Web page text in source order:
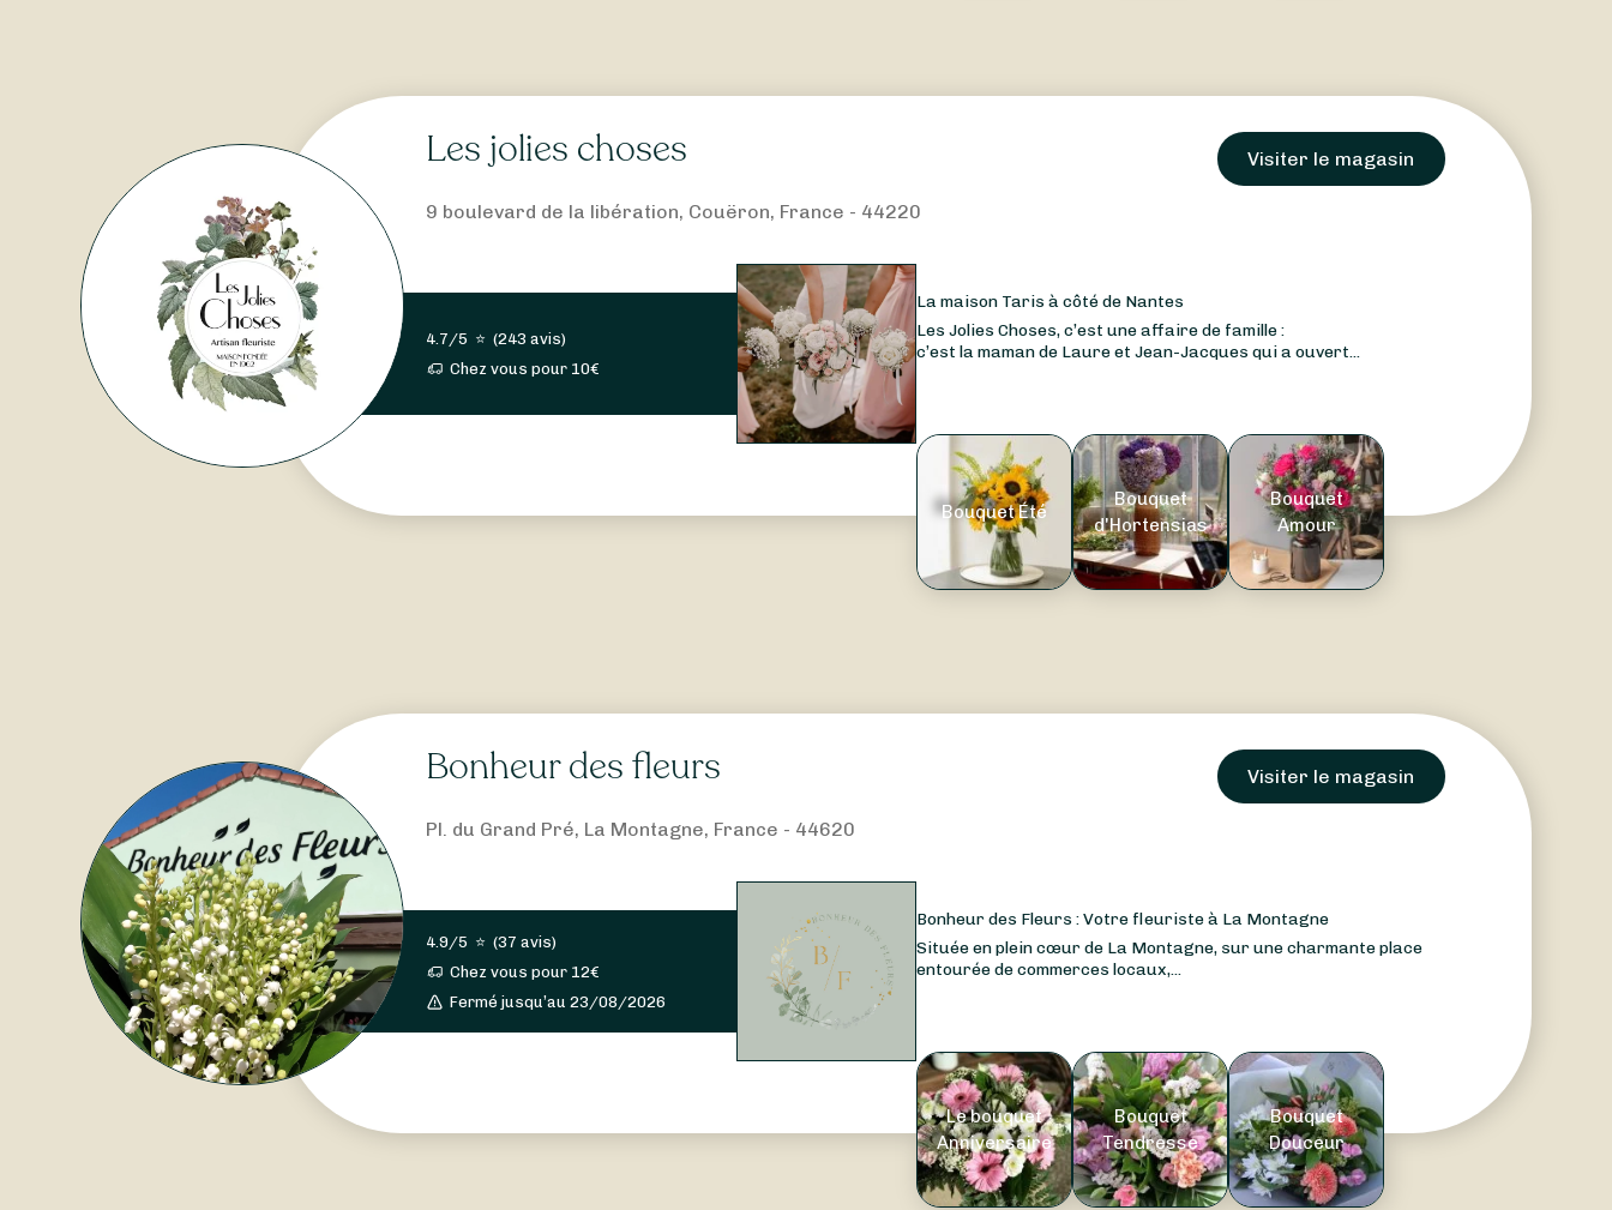
Les jolies choses Visiter le magasin
9 boulevard de la libération, Couëron, France - 44220
4.7/5 ⭐ (243 avis)
Chez vous pour 10€
La maison Taris à côté de Nantes
Les Jolies Choses, c’est une affaire de famille :
c’est la maman de Laure et Jean-Jacques qui a ouvert...
Bouquet Été
Bouquet
d'Hortensias
Bouquet
Amour
Bonheur des fleurs Visiter le magasin
Pl. du Grand Pré, La Montagne, France - 44620
4.9/5 ⭐ (37 avis)
Chez vous pour 12€
Fermé jusqu’au 23/08/2026
Bonheur des Fleurs : Votre fleuriste à La Montagne
Située en plein cœur de La Montagne, sur une charmante place
entourée de commerces locaux,...
Le bouquet
Anniversaire
Bouquet
Tendresse
Bouquet
Douceur